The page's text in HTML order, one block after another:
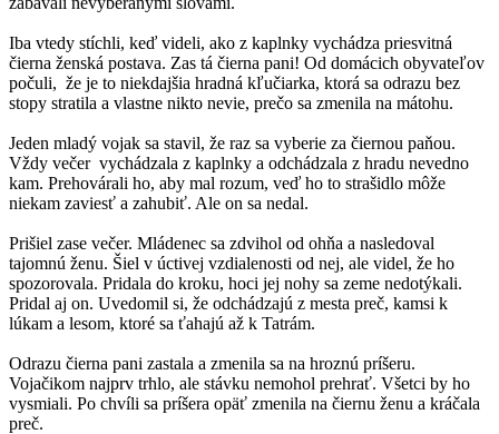
Iba vtedy stíchli, keď videli, ako z kaplnky vychádza priesvitná
čierna ženská postava. Zas tá čierna pani! Od domácich obyvateľov
počuli, že je to niekdajšia hradná kľučiarka, ktorá sa odrazu bez
stopy stratila a vlastne nikto nevie, prečo sa zmenila na mátohu.
Jeden mladý vojak sa stavil, že raz sa vyberie za čiernou paňou.
Vždy večer vychádzala z kaplnky a odchádzala z hradu nevedno
kam. Prehovárali ho, aby mal rozum, veď ho to strašidlo môže
niekam zaviesť a zahubiť. Ale on sa nedal.
Prišiel zase večer. Mládenec sa zdvihol od ohňa a nasledoval
tajomnú ženu. Šiel v úctivej vzdialenosti od nej, ale videl, že ho
spozorovala. Pridala do kroku, hoci jej nohy sa zeme nedotýkali.
Pridal aj on. Uvedomil si, že odchádzajú z mesta preč, kamsi k
lúkam a lesom, ktoré sa ťahajú až k Tatrám.
Odrazu čierna pani zastala a zmenila sa na hroznú príšeru.
Vojačikom najprv trhlo, ale stávku nemohol prehrať. Všetci by ho
vysmiali. Po chvíli sa príšera opäť zmenila na čiernu ženu a kráčala
preč.